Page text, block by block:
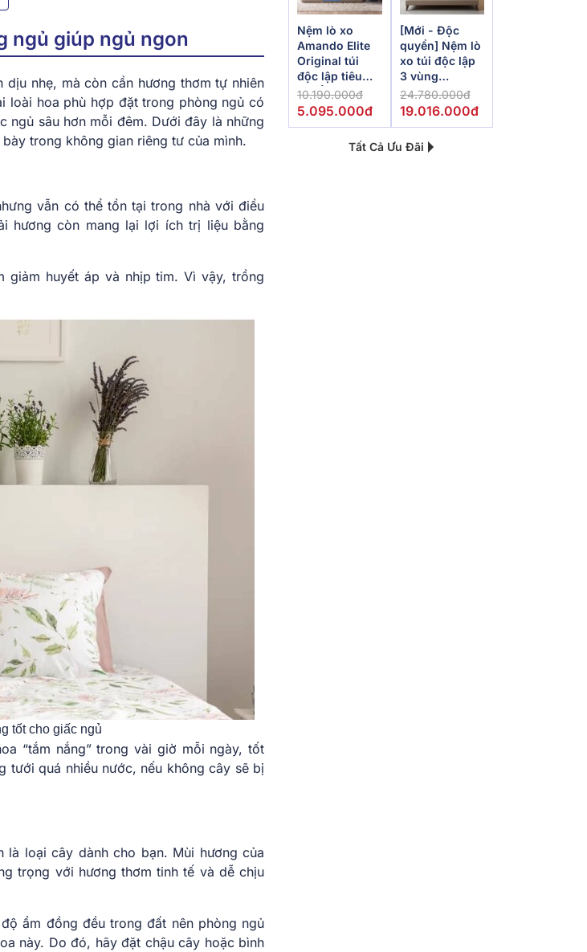
ngủ giúp ngủ ngon
nhẹ, mà còn cần hương thơm tự nhiên
loài hoa phù hợp đặt trong phòng ngủ có
ngủ sâu hơn mỗi đêm. Dưới đây là những
trong không gian riêng tư của mình.
vẫn có thể tồn tại trong nhà với điều
hương còn mang lại lợi ích trị liệu bằng
giảm huyết áp và nhịp tim. Vì vậy, trồng
tốt cho giấc ngủ
“tắm nắng” trong vài giờ mỗi ngày, tốt
tưới quá nhiều nước, nếu không cây sẽ bị
là loại cây dành cho bạn. Mùi hương của
trọng với hương thơm tinh tế và dễ chịu
ẩm đồng đều trong đất nên phòng ngủ
này. Do đó, hãy đặt chậu cây hoặc bình
Nệm lò xo
Amando Elite
Original túi
độc lập tiêu
chuẩn khách
sạn 5 sao dày
10.190.000đ
5.095.000đ
[Mới - Độc
quyền] Nệm lò
xo túi độc lập
3 vùng
Dunlopillo
de.Stress
24.780.000đ
19.016.000đ
Tất Cả Ưu Đãi